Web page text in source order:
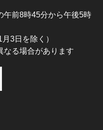
午前8時45分から午後5時
3日を除く）
る場合があります